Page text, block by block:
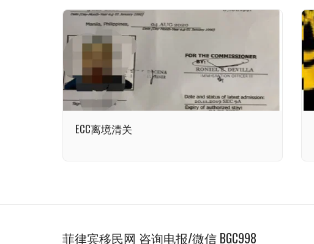
ECC离境清关
菲律宾移民网 咨询电报/微信 BGC998